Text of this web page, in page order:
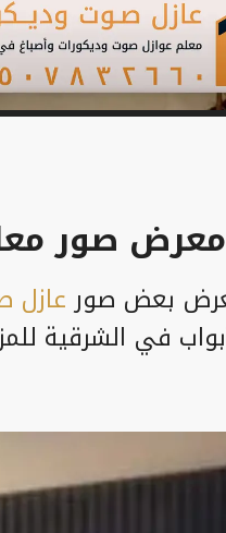
معرض صور
بعض صورعازل
في الشرقية